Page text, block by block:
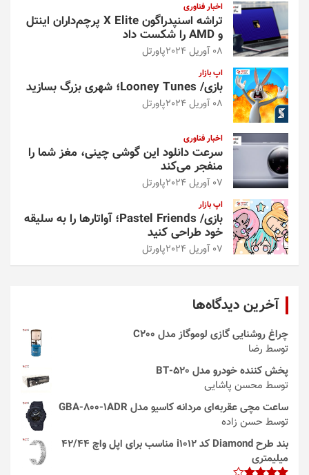
اخبار فناوری
تراشه اسنپدراگون X Elite پرچم‌داران اینتل
و AMD را شکست داد
08 آوریل 2024 پاورتل
اپ بازار
بازی/ Looney Tunes؛ شهری بزرگ بسازید
08 آوریل 2024 پاورتل
اخبار فناوری
سرعت دانلود این گوشی چینی، مغز شما را
منفجر می‌کند
07 آوریل 2024 پاورتل
اپ بازار
بازی/ Pastel Friends؛ آواتارها را به سلیقه
خود طراحی کنید
07 آوریل 2024 پاورتل
آخرین دیدگاه‌ها
چراغ روشنایی گازی لوموگاز مدل C200
توسط رضا
پخش کننده خودرو مدل 520-BT
توسط محسن پاشایی
ساعت مچی عقربه‌ای مردانه کاسیو مدل GBA-800-1ADR
توسط حسن زاده
بند طرح Diamond کد i1012 مناسب برای اپل واچ 42/44
میلیمتری